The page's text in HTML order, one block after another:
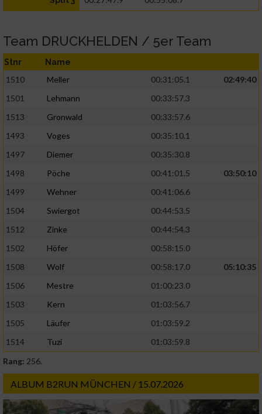
Team DRUCKHELDEN / 5er Team
Stnr Name
1510 Meller 00:31:05.1
02:49:40
1501
Lehmann
00:33:57.3
1513
Gronwald
00:33:57.6
1493
Voges
00:35:10.1
1497
Diemer
00:35:30.8
1498
Pöche 00:41:01.5
03:50:10
1499
Wehner
00:41:06.6
1504
Swiergot
00:44:53.5
1512
Zinke
00:44:54.3
1502
Höfer
00:58:15.0
1508
Wolf 00:58:17.0
05:10:35
1506
Mestre
01:00:23.0
1503
Kern
01:03:56.7
1505
Läufer
01:03:59.2
1514
Tuzi
01:03:59.8
Rang: 256.
ALBUM B2RUN MÜNCHEN / 15.07.2026